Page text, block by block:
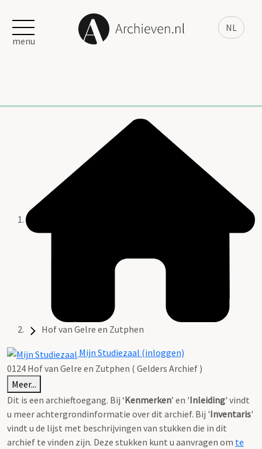
NL
menu
Hof van Gelre en Zutphen
Mijn Studiezaal (inloggen)
0124 Hof van Gelre en Zutphen ( Gelders Archief )
Meer...
Dit is een archieftoegang. Bij ‘Kenmerken’ en 'Inleiding' vindt
u meer achtergrondinformatie over dit archief. Bij 'Inventaris'
vindt u de lijst met beschrijvingen van stukken die in dit
archief te vinden zijn. Deze stukken kunt u aanvragen om te